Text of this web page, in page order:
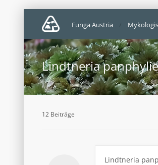
Funga Austria
Lindtneria
12 Beiträge
Lindtneria